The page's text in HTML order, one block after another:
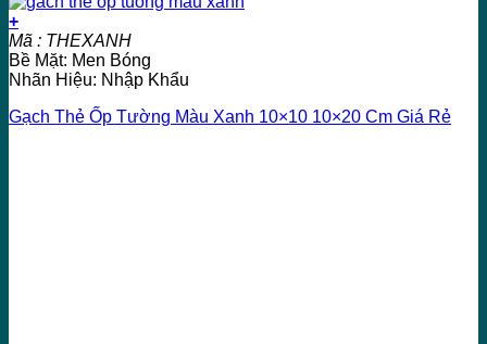
+
Mã : THEXANH
Bề Mặt: Men Bóng
Nhãn Hiệu: Nhập Khẩu
Gạch Thẻ Ốp Tường Màu Xanh 10×10 10×20 Cm Giá Rẻ